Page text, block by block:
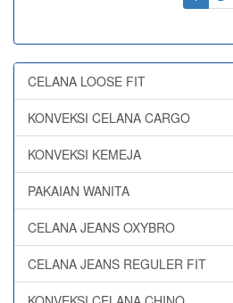
CELANA LOOSE FIT
KONVEKSI CELANA CARGO
KONVEKSI KEMEJA
PAKAIAN WANITA
CELANA JEANS OXYBRO
CELANA JEANS REGULER FIT